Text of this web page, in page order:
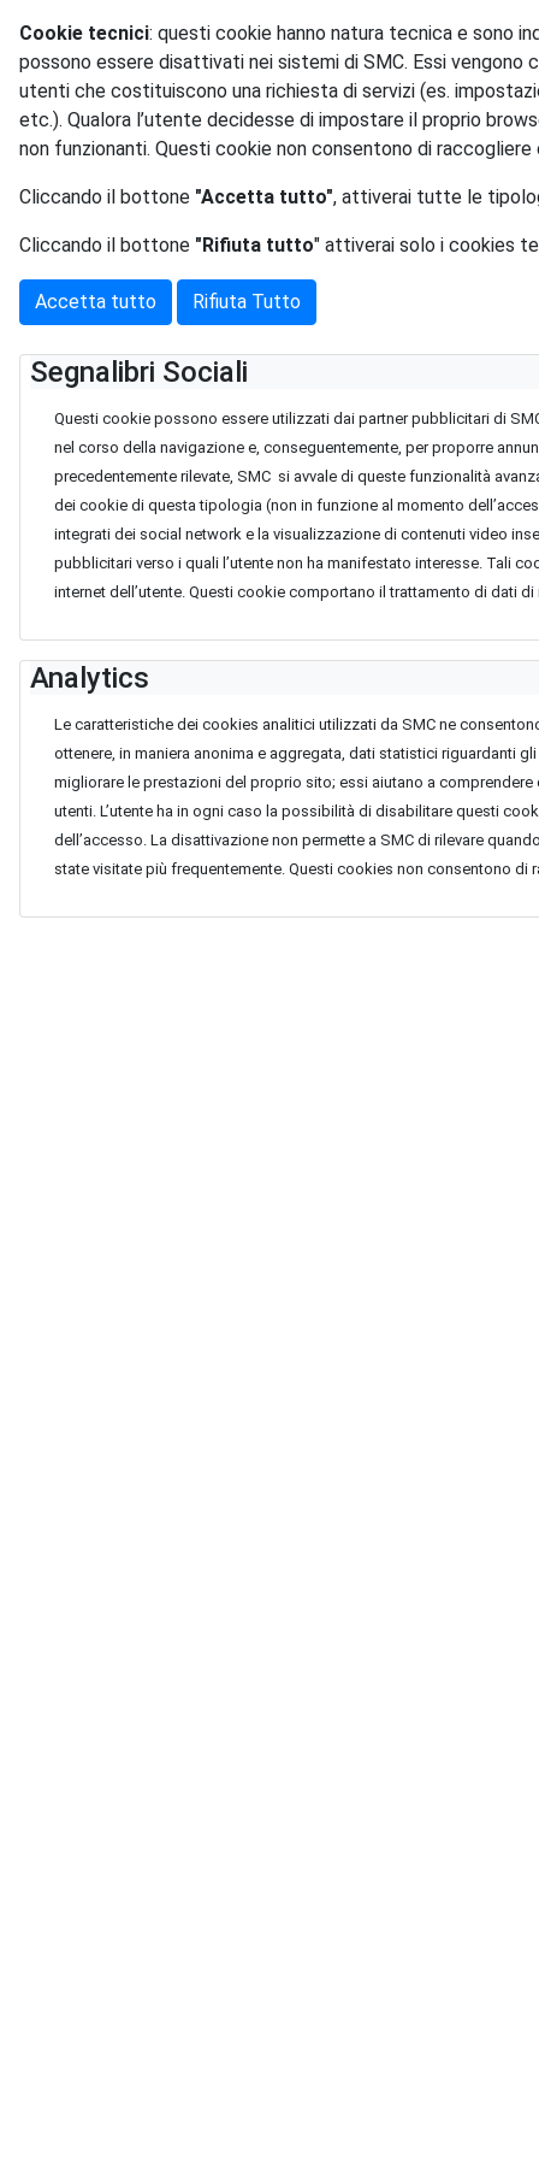
Cookie tecnici: questi cookie hanno natura tecnica e sono
possono essere disattivati nei sistemi di SMC. Essi
utenti che costituiscono una richiesta di servizi (es.
etc.). Qualora l’utente decidesse di impostare il proprio
non funzionanti. Questi cookie non consentono di raccogliere
Cliccando il bottone "Accetta tutto", attiverai tutte le
Cliccando il bottone "Rifiuta tutto" attiverai solo i cookies
Accetta tutto Rifiuta Tutto
Segnalibri Sociali
Questi cookie possono essere utilizzati dai partner pubblicitari di
nel corso della navigazione e, conseguentemente, per proporre
precedentemente rilevate, SMC si avvale di queste funzionalità
dei cookie di questa tipologia (non in funzione al momento
integrati dei social network e la visualizzazione di contenuti video
pubblicitari verso i quali l’utente non ha manifestato interesse. Tali
internet dell’utente. Questi cookie comportano il trattamento di dati di
Analytics
Le caratteristiche dei cookies analitici utilizzati da SMC ne
ottenere, in maniera anonima e aggregata, dati statistici riguardanti
migliorare le prestazioni del proprio sito; essi aiutano a
utenti. L’utente ha in ogni caso la possibilità di disabilitare questi
dell’accesso. La disattivazione non permette a SMC di rilevare
state visitate più frequentemente. Questi cookies non consentono di